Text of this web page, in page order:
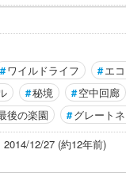
#ワイルドライフ #エ
#秘境 #空中回廊
後の楽園 #グレート
12/27 (約12年前)